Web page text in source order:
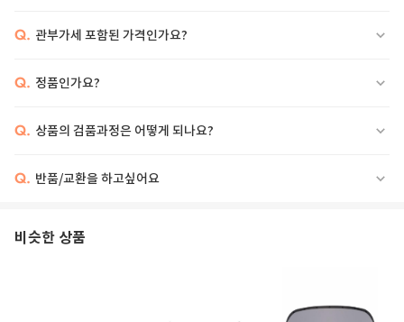
Q. 관부가세 포함된 가격인가요?
Q. 정품인가요?
Q. 상품의 검품과정은 어떻게 되나요?
Q. 반품/교환을 하고싶어요
비슷한 상품